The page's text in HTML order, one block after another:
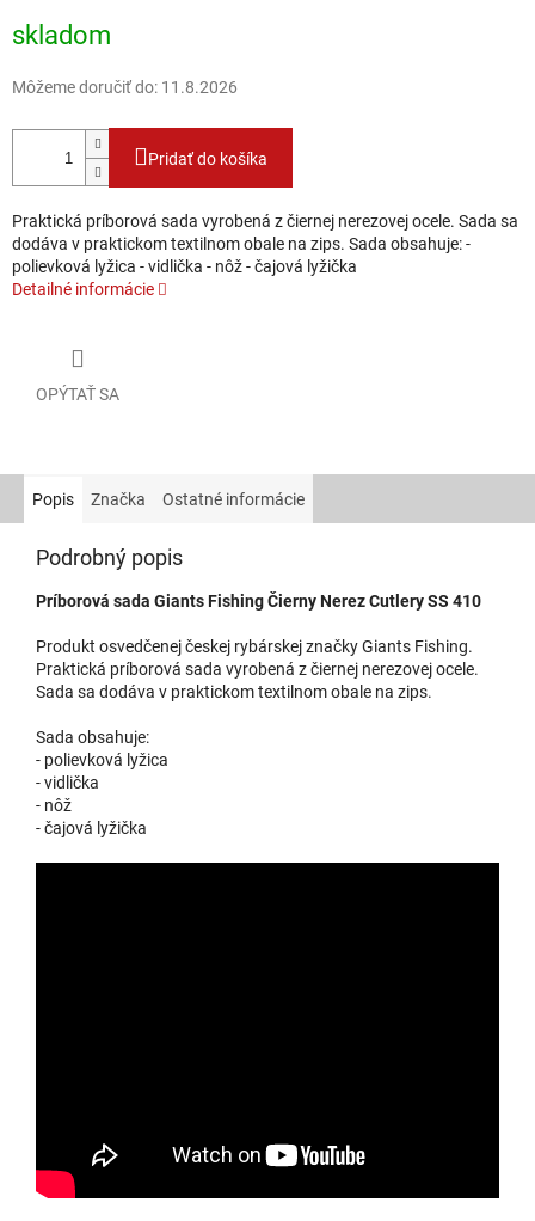
skladom
Môžeme doručiť do: 11.8.2026
Pridať do košíka
Praktická príborová sada vyrobená z čiernej nerezovej ocele. Sada sa
dodáva v praktickom textilnom obale na zips. Sada obsahuje: -
polievková lyžica - vidlička - nôž - čajová lyžička
Detailné informácie
OPÝTAŤ SA
Popis Značka Ostatné informácie
Podrobný popis
Príborová sada Giants Fishing Čierny Nerez Cutlery SS 410
Produkt osvedčenej českej rybárskej značky Giants Fishing.
Praktická príborová sada vyrobená z čiernej nerezovej ocele.
Sada sa dodáva v praktickom textilnom obale na zips.
Sada obsahuje:
- polievková lyžica
- vidlička
- nôž
- čajová lyžička